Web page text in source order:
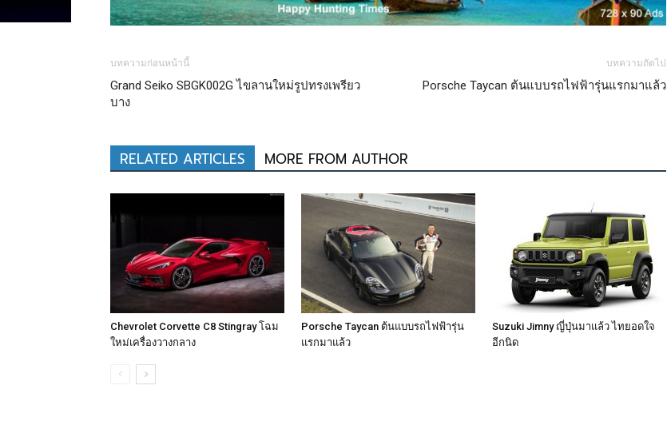
บทความก่อนหน้านี้
Grand Seiko SBGK002G ไขลานใหม่รูปทรงเพรียว
บาง
บทความถัดไป
Porsche Taycan ต้นแบบรถไฟฟ้ารุ่นแรกมาแล้ว
RELATED ARTICLES MORE FROM AUTHOR
Chevrolet Corvette C8 Stingray โฉม
ใหม่เครื่องวางกลาง
Porsche Taycan ต้นแบบรถไฟฟ้ารุ่น
แรกมาแล้ว
Suzuki Jimny ญี่ปุ่นมาแล้ว ไทยอดใจ
อีกนิด